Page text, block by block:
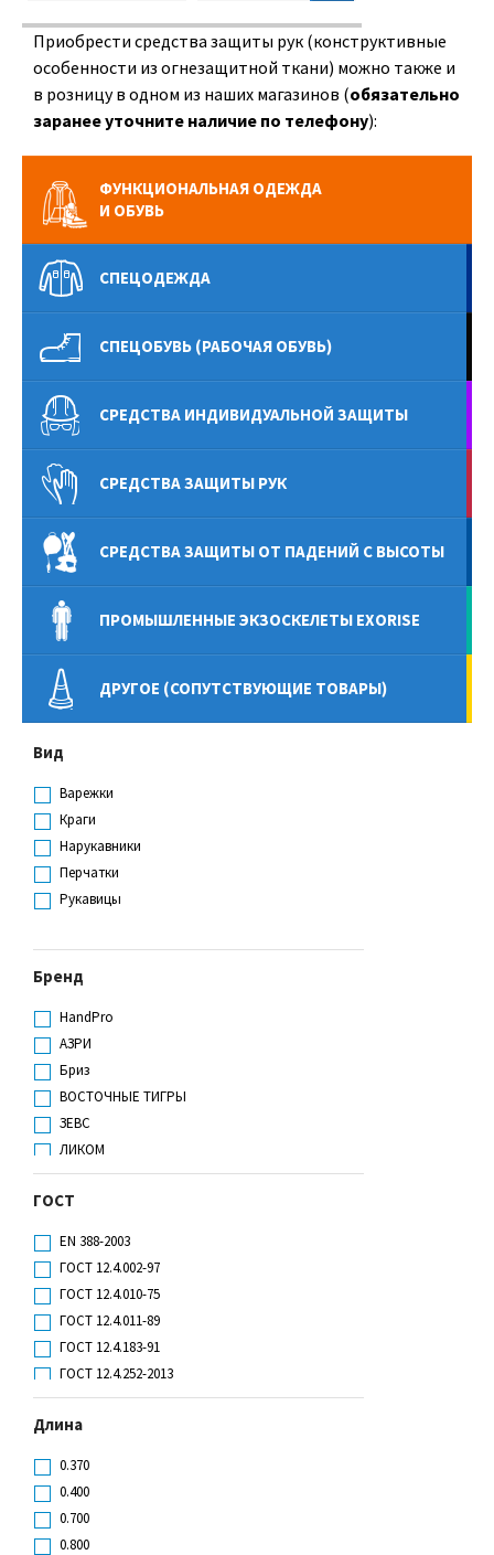
Приобрести средства защиты рук (конструктивные
особенности из огнезащитной ткани) можно также и
в розницу в одном из наших магазинов (обязательно
заранее уточните наличие по телефону):
ФУНКЦИОНАЛЬНАЯ ОДЕЖДА
И ОБУВЬ
СПЕЦОДЕЖДА
СПЕЦОБУВЬ (РАБОЧАЯ ОБУВЬ)
СРЕДСТВА ИНДИВИДУАЛЬНОЙ ЗАЩИТЫ
СРЕДСТВА ЗАЩИТЫ РУК
СРЕДСТВА ЗАЩИТЫ ОТ ПАДЕНИЙ С ВЫСОТЫ
ПРОМЫШЛЕННЫЕ ЭКЗОСКЕЛЕТЫ EXORISE
ДРУГОЕ (СОПУТСТВУЮЩИЕ ТОВАРЫ)
Вид
Варежки
Краги
Нарукавники
Перчатки
Рукавицы
Бренд
HandPro
АЗРИ
Бриз
ВОСТОЧНЫЕ ТИГРЫ
ЗЕВС
ЛИКОМ
Мерион-спецодежда
ПАЛМА
ГОСТ
EN 388-2003
ГОСТ 12.4.002-97
ГОСТ 12.4.010-75
ГОСТ 12.4.011-89
ГОСТ 12.4.183-91
ГОСТ 12.4.252-2013
ГОСТ 12.4.252-2013, ГОСТ EN 40
ГОСТ 12.4.307-2016
Длина
0.370
0.400
0.700
0.800